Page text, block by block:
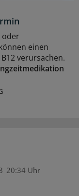
oder
einen
verursachen.
20:34 Uhr